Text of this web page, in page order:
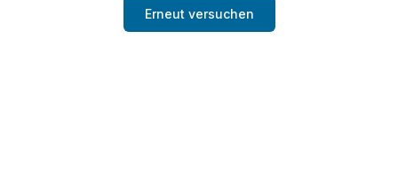
Erneut versuchen